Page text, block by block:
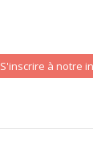
S'inscrire à notre